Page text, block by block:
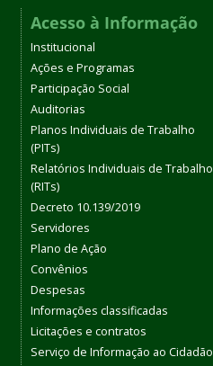
Acesso à Informação
Institucional
Ações e Programas
Participação Social
Auditorias
Planos Individuais de Trabalho
(PITs)
Relatórios Individuais de Trabalho
(RITs)
Decreto 10.139/2019
Servidores
Plano de Ação
Convênios
Despesas
Informações classificadas
Licitações e contratos
Serviço de Informação ao Cidadão